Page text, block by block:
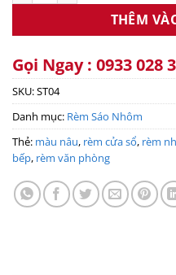
THÊM
Gọi Ngay : 0933 028
SKU:ST04
Danh mục: Rèm Sáo Nhôm
Thẻ: màu nâu, rèm cửa sổ, rèm
bếp, rèm văn phòng